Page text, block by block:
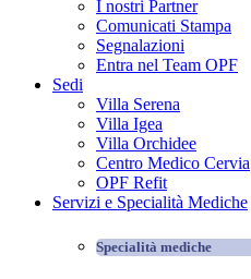
I nostri Partner
Comunicati Stampa
Segnalazioni
Entra nel Team OPF
Sedi
Villa Serena
Villa Igea
Villa Orchidee
Centro Medico Cervia
OPF Refit
Servizi e Specialità Mediche
Specialità mediche